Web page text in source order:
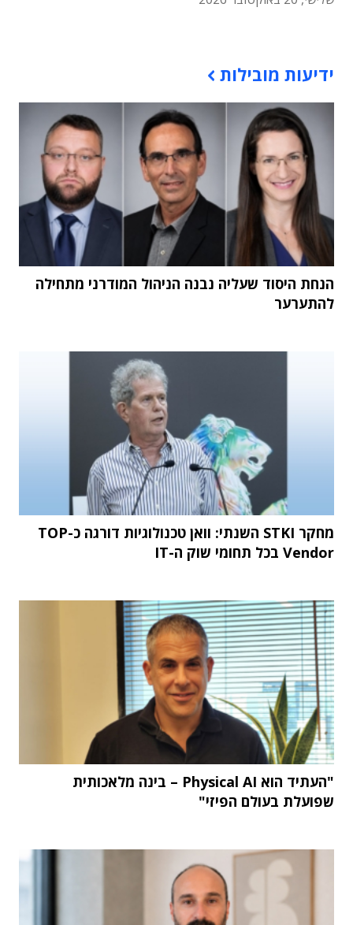
ידיעות מובילות
הנחת היסוד שעליה נבנה הניהול המודרני מתחילה
להתערער
מחקר STKI השנתי: וואן טכנולוגיות דורגה כ-TOP
Vendor בכל תחומי שוק ה-IT
"העתיד הוא Physical AI – בינה מלאכותית
שפועלת בעולם הפיזי"